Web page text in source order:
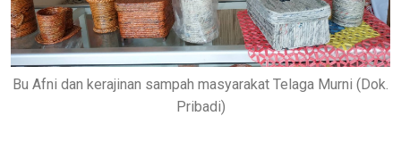
Bu Afni dan kerajinan sampah masyarakat Telaga Murni (Dok.
Pribadi)